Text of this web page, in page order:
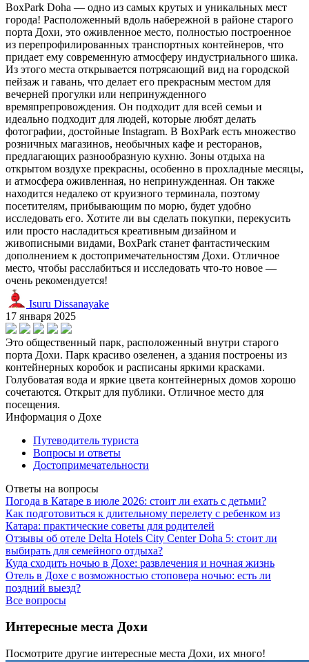
BoxPark Doha — одно из самых крутых и уникальных мест
города! Расположенный вдоль набережной в районе старого
порта Дохи, это оживленное место, полностью построенное
из перепрофилированных транспортных контейнеров, что
придает ему современную атмосферу индустриального шика.
Из этого места открывается потрясающий вид на городской
пейзаж и гавань, что делает его прекрасным местом для
вечерней прогулки или непринужденного
времяпрепровождения. Он подходит для всей семьи и
идеально подходит для людей, которые любят делать
фотографии, достойные Instagram. В BoxPark есть множество
розничных магазинов, необычных кафе и ресторанов,
предлагающих разнообразную кухню. Зоны отдыха на
открытом воздухе прекрасны, особенно в прохладные месяцы,
и атмосфера оживленная, но непринужденная. Он также
находится недалеко от круизного терминала, поэтому
посетителям, прибывающим по морю, будет удобно
исследовать его. Хотите ли вы сделать покупки, перекусить
или просто насладиться креативным дизайном и
живописными видами, BoxPark станет фантастическим
дополнением к достопримечательностям Дохи. Отличное
место, чтобы расслабиться и исследовать что-то новое —
очень рекомендуется!
Isuru Dissanayake
17 января 2025
Это общественный парк, расположенный внутри старого
порта Дохи. Парк красиво озеленен, а здания построены из
контейнерных коробок и расписаны яркими красками.
Голубоватая вода и яркие цвета контейнерных домов хорошо
сочетаются. Открыт для публики. Отличное место для
посещения.
Информация о Дохе
Путеводитель туриста
Вопросы и ответы
Достопримечательности
Ответы на вопросы
Погода в Катаре в июле 2026: стоит ли ехать с детьми?
Как подготовиться к длительному перелету с ребенком из
Катара: практические советы для родителей
Отзывы об отеле Delta Hotels City Center Doha 5: стоит ли
выбирать для семейного отдыха?
Куда сходить ночью в Дохе: развлечения и ночная жизнь
Отель в Дохе с возможностью стоповера ночью: есть ли
поздний выезд?
Все вопросы
Интересные места Дохи
Посмотрите другие интересные места Дохи, их много!